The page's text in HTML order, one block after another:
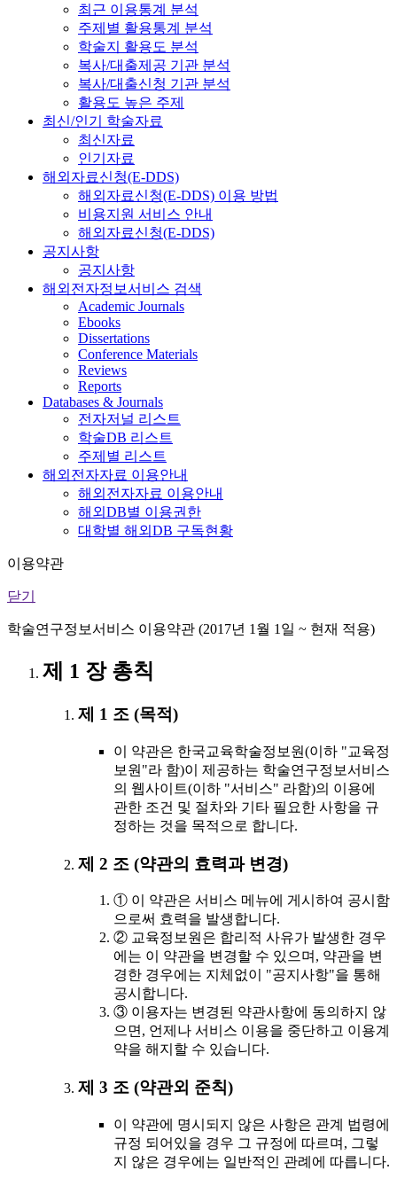
최근 이용통계 분석
주제별 활용통계 분석
학술지 활용도 분석
복사/대출제공 기관 분석
복사/대출신청 기관 분석
활용도 높은 주제
최신/인기 학술자료
최신자료
인기자료
해외자료신청(E-DDS)
해외자료신청(E-DDS) 이용 방법
비용지원 서비스 안내
해외자료신청(E-DDS)
공지사항
공지사항
해외전자정보서비스 검색
Academic Journals
Ebooks
Dissertations
Conference Materials
Reviews
Reports
Databases & Journals
전자저널 리스트
학술DB 리스트
주제별 리스트
해외전자자료 이용안내
해외전자자료 이용안내
해외DB별 이용권한
대학별 해외DB 구독현황
이용약관
닫기
학술연구정보서비스 이용약관 (2017년 1월 1일 ~ 현재 적용)
제 1 장 총칙
제 1 조 (목적)
이 약관은 한국교육학술정보원(이하 "교육정
보원"라 함)이 제공하는 학술연구정보서비스
의 웹사이트(이하 "서비스" 라함)의 이용에
관한 조건 및 절차와 기타 필요한 사항을 규
정하는 것을 목적으로 합니다.
제 2 조 (약관의 효력과 변경)
① 이 약관은 서비스 메뉴에 게시하여 공시함
으로써 효력을 발생합니다.
② 교육정보원은 합리적 사유가 발생한 경우
에는 이 약관을 변경할 수 있으며, 약관을 변
경한 경우에는 지체없이 "공지사항"을 통해
공시합니다.
③ 이용자는 변경된 약관사항에 동의하지 않
으면, 언제나 서비스 이용을 중단하고 이용계
약을 해지할 수 있습니다.
제 3 조 (약관외 준칙)
이 약관에 명시되지 않은 사항은 관계 법령에
규정 되어있을 경우 그 규정에 따르며, 그렇
지 않은 경우에는 일반적인 관례에 따릅니다.